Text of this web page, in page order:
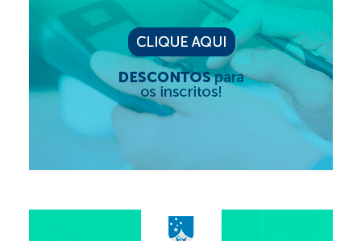
Editais e licitação
Eleições
Fiscalização
Responsabilidade Técnica
Legislações
Decisões